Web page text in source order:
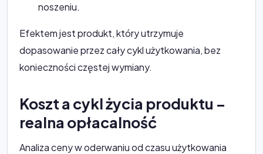
noszeniu.
Efektem jest produkt, który utrzymuje
dopasowanie przez cały cykl użytkowania, bez
konieczności częstej wymiany.
Koszt a cykl życia produktu –
realna opłacalność
Analiza ceny w oderwaniu od czasu użytkowania